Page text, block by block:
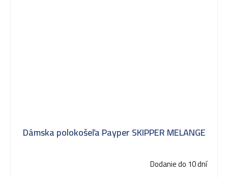
Dámska polokošeľa Payper SKIPPER MELANGE
Dodanie do 10 dní